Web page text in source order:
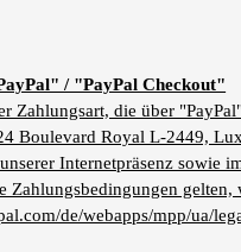
/ "PayPal Checkout"
Zahlungsart, die über
Boulevard Royal L-2449,
Internetpräsenz sowie
Zahlungsbedingungen
de/webapps/mpp/ua/